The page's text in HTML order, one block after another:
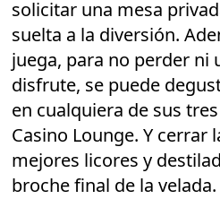
solicitar una mesa
suelta a la diversión.
juega, para no perder ni
disfrute, se puede
en cualquiera de sus
Casino Lounge. Y cerrar
mejores licores y
broche final de la velada.